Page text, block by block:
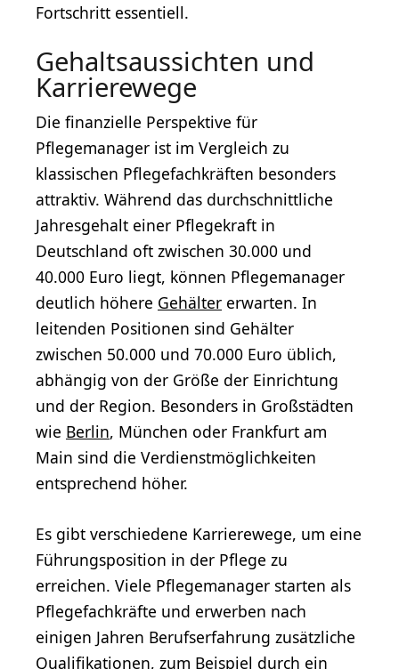
Fortschritt essentiell.
Gehaltsaussichten und
Karrierewege
Die finanzielle Perspektive für
Pflegemanager ist im Vergleich zu
klassischen Pflegefachkräften besonders
attraktiv. Während das durchschnittliche
Jahresgehalt einer Pflegekraft in
Deutschland oft zwischen 30.000 und
40.000 Euro liegt, können Pflegemanager
deutlich höhere Gehälter erwarten. In
leitenden Positionen sind Gehälter
zwischen 50.000 und 70.000 Euro üblich,
abhängig von der Größe der Einrichtung
und der Region. Besonders in Großstädten
wie Berlin, München oder Frankfurt am
Main sind die Verdienstmöglichkeiten
entsprechend höher.
Es gibt verschiedene Karrierewege, um eine
Führungsposition in der Pflege zu
erreichen. Viele Pflegemanager starten als
Pflegefachkräfte und erwerben nach
einigen Jahren Berufserfahrung zusätzliche
Qualifikationen, zum Beispiel durch ein